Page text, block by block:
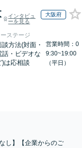
インタビュ
ーを見る
大阪府
ステージ
談方法(対面・
話・ビデオな
)は応相談
営業時間：0
9:30~19:00
（平日）
し】【企業からのご